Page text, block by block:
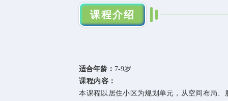
课程介绍
适合年龄： 7-9岁
课程内容：
本课程以居住小区为规划单元，从空间布局